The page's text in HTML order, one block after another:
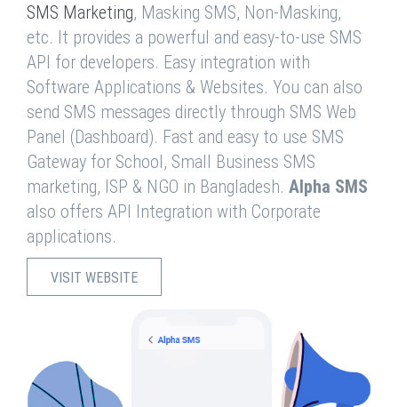
SMS Marketing, Masking SMS, Non-Masking,
etc. It provides a powerful and easy-to-use SMS
API for developers. Easy integration with
Software Applications & Websites. You can also
send SMS messages directly through SMS Web
Panel (Dashboard). Fast and easy to use SMS
Gateway for School, Small Business SMS
marketing, ISP & NGO in Bangladesh. Alpha SMS
also offers API Integration with Corporate
applications.
VISIT WEBSITE